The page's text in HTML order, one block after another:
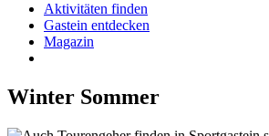
Aktivitäten finden
Gastein entdecken
Magazin
Winter Sommer